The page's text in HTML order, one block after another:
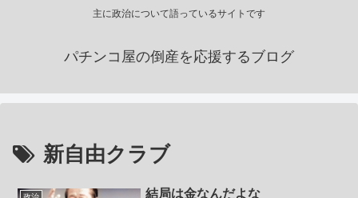
主に政治について語っているサイトです
パチンコ屋の倒産を応援するブログ
新自由クラブ
結局は金なんだよな